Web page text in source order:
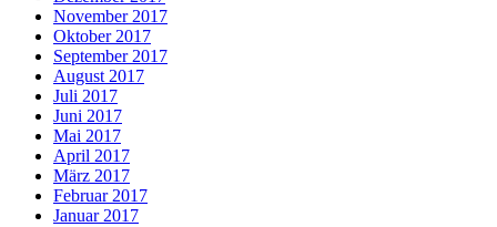
November 2017
Oktober 2017
September 2017
August 2017
Juli 2017
Juni 2017
Mai 2017
April 2017
März 2017
Februar 2017
Januar 2017